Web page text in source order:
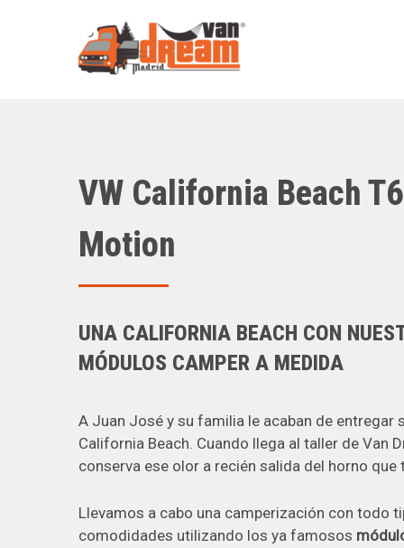
VW California Beach
Motion
UNA CALIFORNIA BEACH CON
MÓDULOS CAMPER A MEDIDA
A Juan José y su familia le acaban de entregar
California Beach. Cuando llega al taller de Van
conserva ese olor a recién salida del horno
Llevamos a cabo una camperización con todo
comodidades utilizando los ya famosos